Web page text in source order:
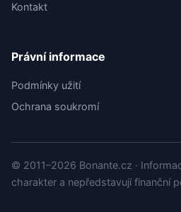
Kontakt
Právní informace
Podmínky užití
Ochrana soukromí
© 2011–2026 Bonante.cz ·
charakter a nepředstavují finanční